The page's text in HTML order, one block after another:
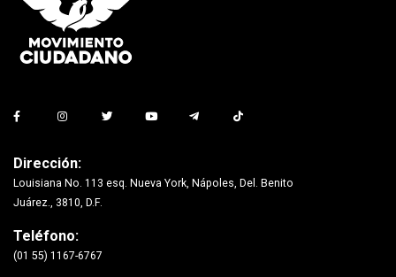
Dirección:
Louisiana No. 113 esq. Nueva York, Nápoles, Del. Benito
Juárez., 3810, D.F.
Teléfono:
(01 55) 1167-6767